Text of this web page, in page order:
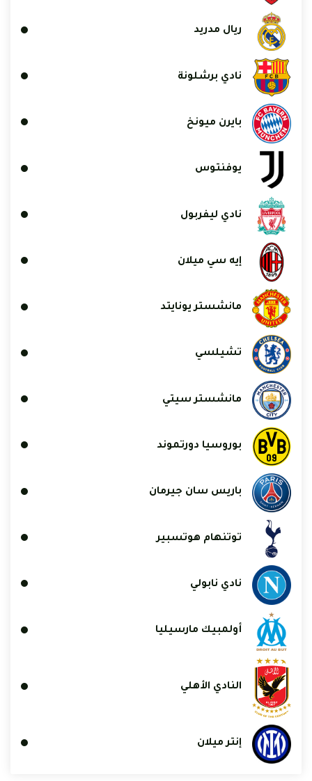
ريال مدريد
نادي برشلونة
بايرن ميونخ
يوفنتوس
نادي ليفربول
إيه سي ميلان
مانشستر يونايتد
تشيلسي
مانشستر سيتي
بوروسيا دورتموند
باريس سان جيرمان
توتنهام هوتسبير
نادي نابولي
أولمبيك مارسيليا
النادي الأهلي
إنتر ميلان